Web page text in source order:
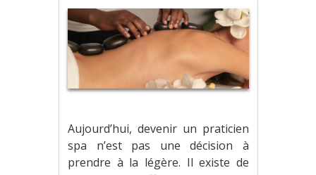
Aujourd’hui, devenir un praticien
spa n’est pas une décision à
prendre à la légère. Il existe de